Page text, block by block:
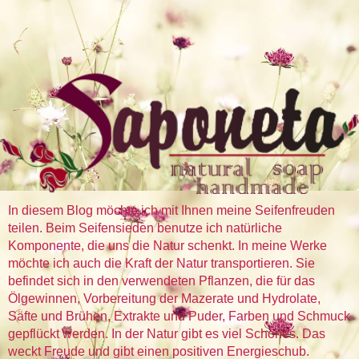
In diesem Blog möchte ich mit Ihnen meine Seifenfreuden
teilen. Beim Seifensieden benutze ich natürliche
Komponente, die uns die Natur schenkt. In meine Werke
möchte ich auch die Kraft der Natur transportieren. Sie
befindet sich in den verwendeten Pflanzen, die für das
Ölgewinnen, Vorbereitung der Mazerate und Hydrolate,
Säfte und Brühen, Extrakte und Puder, Farben und Schmuck
gepflückt werden. In der Natur gibt es viel Schönes. Das
weckt Freude und gibt einen positiven Energieschub.